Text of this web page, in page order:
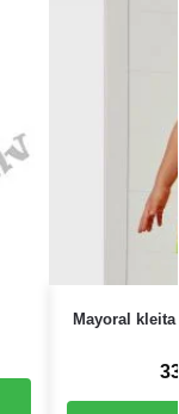
Mayoral kleita